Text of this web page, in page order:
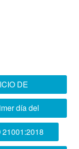
DE
CONJUNTO
día del
2023